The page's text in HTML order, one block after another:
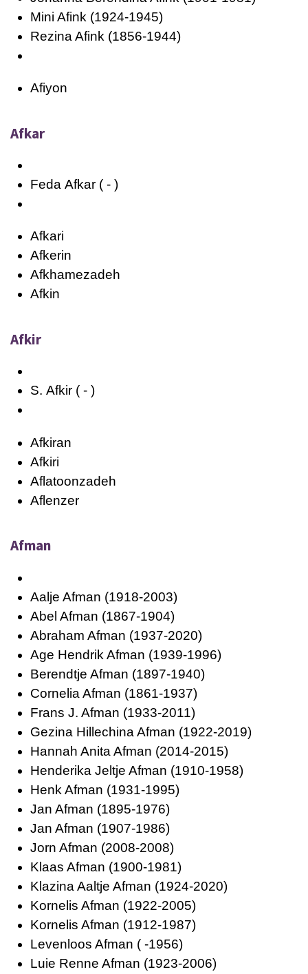
Mini Afink (1924-1945)
Rezina Afink (1856-1944)
Afiyon
Afkar
Feda Afkar ( - )
Afkari
Afkerin
Afkhamezadeh
Afkin
Afkir
S. Afkir ( - )
Afkiran
Afkiri
Aflatoonzadeh
Aflenzer
Afman
Aalje Afman (1918-2003)
Abel Afman (1867-1904)
Abraham Afman (1937-2020)
Age Hendrik Afman (1939-1996)
Berendtje Afman (1897-1940)
Cornelia Afman (1861-1937)
Frans J. Afman (1933-2011)
Gezina Hillechina Afman (1922-2019)
Hannah Anita Afman (2014-2015)
Henderika Jeltje Afman (1910-1958)
Henk Afman (1931-1995)
Jan Afman (1895-1976)
Jan Afman (1907-1986)
Jorn Afman (2008-2008)
Klaas Afman (1900-1981)
Klazina Aaltje Afman (1924-2020)
Kornelis Afman (1922-2005)
Kornelis Afman (1912-1987)
Levenloos Afman ( -1956)
Luie Renne Afman (1923-2006)